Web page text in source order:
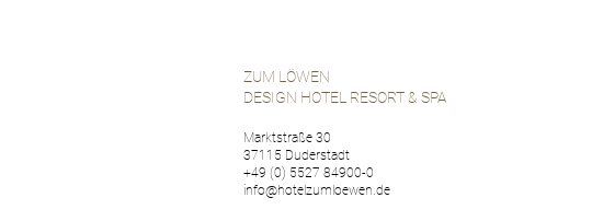
ZUM LÖWEN
DESIGN HOTEL RESORT & SPA
Marktstraße 30
37115 Duderstadt
+49 (0) 5527 84900-0
info@hotelzumloewen.de